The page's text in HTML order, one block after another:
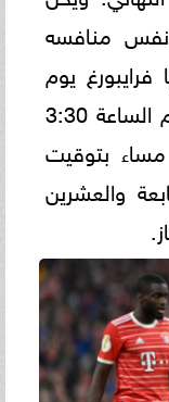
نفس منافسه
يوم
السبت الموافق 8 أبريل في تمام الساعة 3:30
بتوقيت القاهرة ، 4:30 مساء بتوقيت
والعشرين